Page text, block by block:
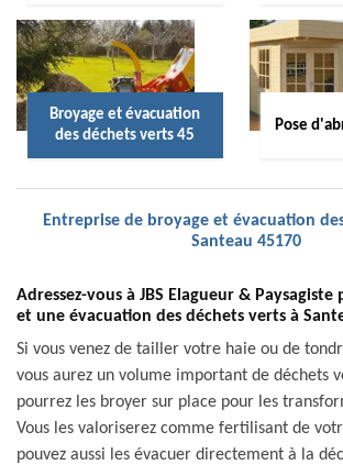
Broyage et évacuation
des déchets verts 45
Pose
Entreprise de broyage et évacuation
Santeau 45170
Adressez-vous à JBS Elagueur &
et une évacuation des déchets verts à
Si vous venez de tailler votre haie ou de
vous aurez un volume important de déchets
pourrez les broyer sur place pour les
Vous les valoriserez comme fertilisant de
pouvez aussi les évacuer directement à la